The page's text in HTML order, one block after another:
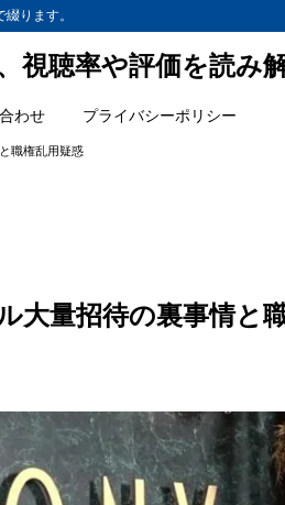
ります。
視聴率や評価を読み
わせ プライバシーポリシー
職権乱用疑惑
大量招待の裏事情と